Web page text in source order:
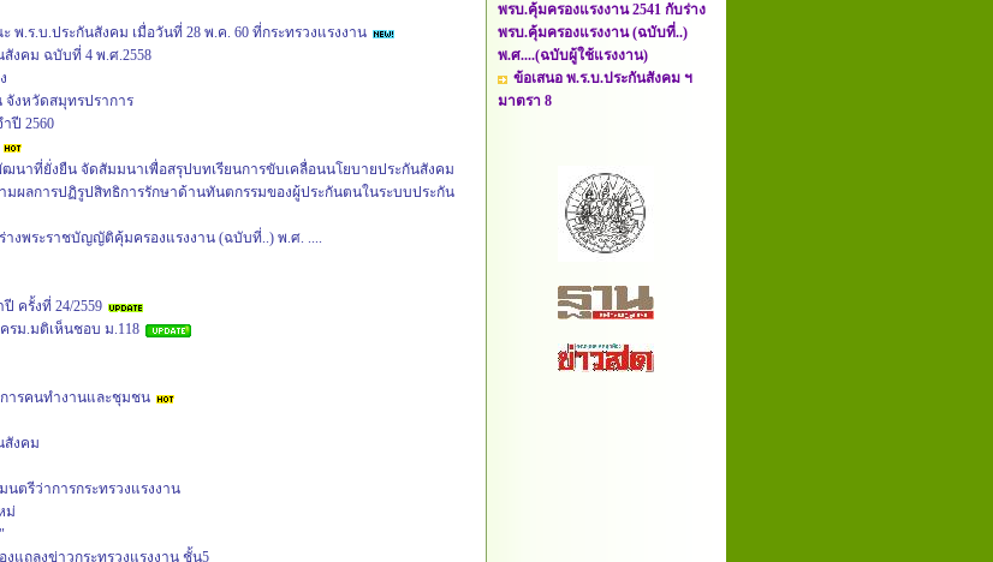
.ร.บ.ประกันสังคม เมื่อวันที่ 28 พ.ค. 60 ที่กระทรวงแรงงาน
งคม ฉบับที่ 4 พ.ศ.2558
จังหวัดสมุทรปราการ
ปี 2560
นาที่ยั่งยืน จัดสัมมนาเพื่อสรุปบทเรียนการขับเคลื่อนนโยบายประกันสังคม
ผลการปฏิรูปสิทธิการรักษาด้านทันตกรรมของผู้ประกันตนในระบบประกัน
างพระราชบัญญัติคุ้มครองแรงงาน (ฉบับที่..) พ.ศ. ....
ครั้งที่ 24/2559
รม.มติเห็นชอบ ม.118
ารคนทำงานและชุมชน
สังคม
ตรีว่าการกระทรวงแรงงาน
ม่
แถลงข่าวกระทรวงแรงงาน ชั้น5
พรบ.คุ้มครองแรงงาน 2541 กับร่าง
พรบ.คุ้มครองแรงงาน (ฉบับที่..)
พ.ศ....(ฉบับผู้ใช้แรงงาน)
ข้อเสนอ พ.ร.บ.ประกันสังคม ฯ
มาตรา 8